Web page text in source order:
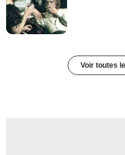
Voir toutes